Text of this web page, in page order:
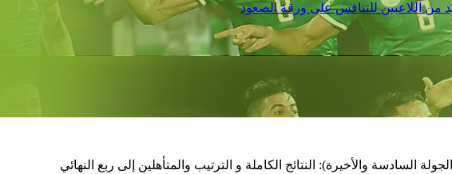
اللاعبين للتنافس على ورقة الصعود
السادسة والأخيرة): النتائج الكاملة و الترتيب والمتأهلين إلى ربع النهائي